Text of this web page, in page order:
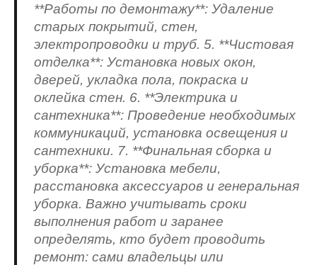
**Работы по демонтажу**: Удаление
старых покрытий, стен,
электропроводки и труб. 5. **Чистовая
отделка**: Установка новых окон,
дверей, укладка пола, покраска и
оклейка стен. 6. **Электрика и
сантехника**: Проведение необходимых
коммуникаций, установка освещения и
сантехники. 7. **Финальная сборка и
уборка**: Установка мебели,
расстановка аксессуаров и генеральная
уборка. Важно учитывать сроки
выполнения работ и заранее
определять, кто будет проводить
ремонт: сами владельцы или